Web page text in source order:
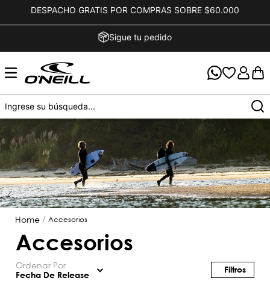
DESPACHO GRATIS POR COMPRAS SOBRE $60.000
Sigue tu pedido
accesorios
accesorios
Ordenar Por
Fecha De Release